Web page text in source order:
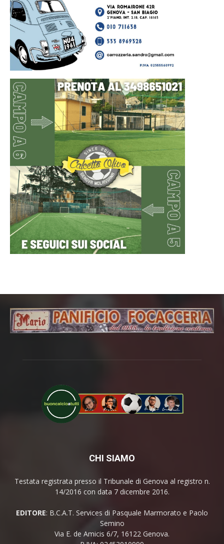
CHI SIAMO
Testata registrata presso il Tribunale di Genova al registro n.
14/2016 con data 7 dicembre 2016.
EDITORE: B.C.A.T. Services di Pasquale Marmorato e Paolo
Semino
Via E. de Amicis 6/7, 16122 Genova.